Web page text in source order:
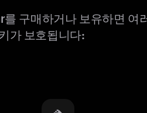
구매하거나 보유하면 여
가 보호됩니다: